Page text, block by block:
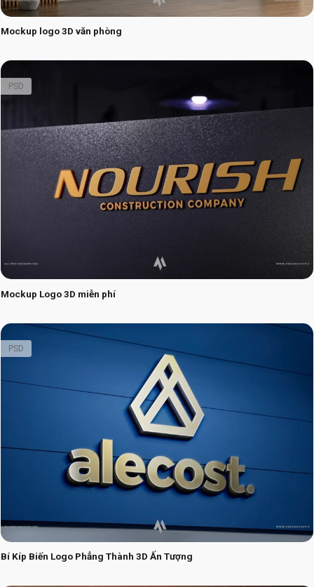
Mockup logo 3D văn phòng
Mockup Logo 3D miễn phí
PSD
Bí Kíp Biến Logo Phẳng Thành 3D Ấn Tượng
PSD